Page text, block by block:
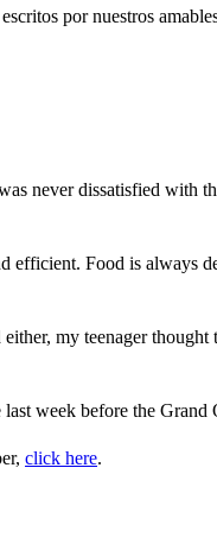
por nuestros
never dissatisfied with
efficient. Food is always
my teenager
last week before the
click here.